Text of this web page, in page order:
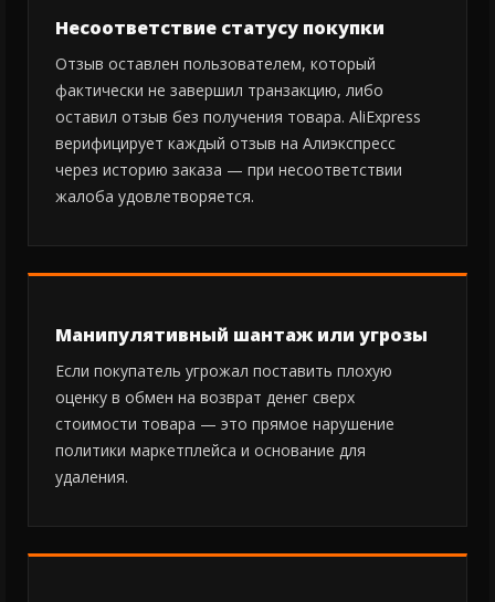
Несоответствие статусу покупки
Отзыв оставлен пользователем, который
фактически не завершил транзакцию, либо
оставил отзыв без получения товара. AliExpress
верифицирует каждый отзыв на Алиэкспресс
через историю заказа — при несоответствии
жалоба удовлетворяется.
Манипулятивный шантаж или угрозы
Если покупатель угрожал поставить плохую
оценку в обмен на возврат денег сверх
стоимости товара — это прямое нарушение
политики маркетплейса и основание для
удаления.